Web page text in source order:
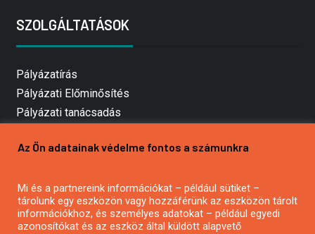
SZOLGÁLTATÁSOK
Pályázatírás
Pályázati Előminősítés
Pályázati tanácsadás
Mezőgazdasági pályázatírás
Pályázatírás civil szervezeteknek
Pályázatírás önkormányzatoknak
Pályázatfigyelés
Az Ön adatainak védelme fontos a számunkra
Mi és a partnereink információkat – például sütiket –
tárolunk egy eszközön vagy hozzáférünk az eszközön tárolt
információkhoz, és személyes adatokat – például egyedi
azonosítókat és az eszköz által küldött alapvető